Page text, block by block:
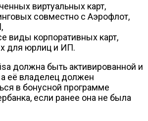
виртуальных карт,
совместно с Аэрофлот,
виды корпоративных карт,
для юрлиц и ИП.
должна быть активированной и
а её владелец должен
в бонусной программе
если ранее она не была